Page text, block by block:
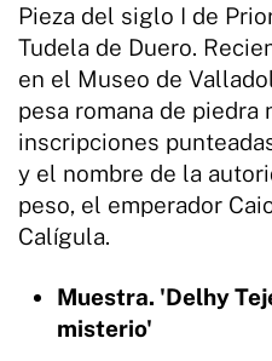
Pieza del siglo I de
Tudela de Duero.
en el Museo de
pesa romana de piedra
inscripciones
y el nombre de la
peso, el emperador
Calígula.
Muestra. 'Delhy
misterio'